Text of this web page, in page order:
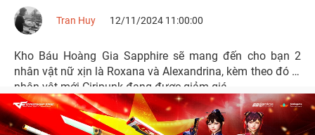
Ciripunk
Tran Huy 12/11/2024 11:00:00
Kho Báu Hoàng Gia Sapphire sẽ mang đến cho bạn 2
nhân vật nữ xịn là Roxana và Alexandrina, kèm theo đó là
nhân vật mới Ciripunk đang được giảm giá.